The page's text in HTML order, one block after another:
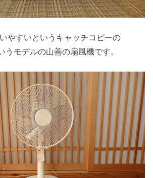
やすいというキャッチコピーの
うモデルの山善の扇風機です。